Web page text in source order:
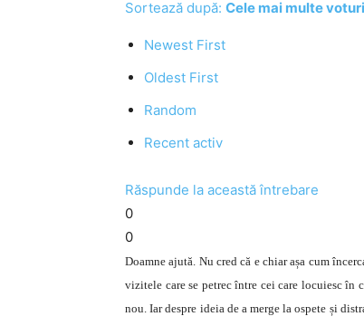
Sortează după: Cele mai multe voturi
Newest First
Oldest First
Random
Recent activ
Răspunde la această întrebare
0
0
Doamne ajută. Nu cred că e chiar așa cum
vizitele care se petrec între cei care locuiesc în
nou. Iar despre ideia de a merge la ospete și